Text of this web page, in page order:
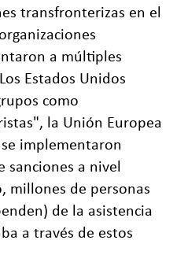
transfronterizas en el
a múltiples
Estados Unidos
como
la Unión Europea
implementaron
sanciones a nivel
millones de personas
de la asistencia
a través de estos